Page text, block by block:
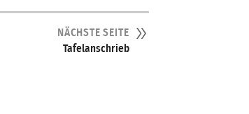
NÄCHSTE SEITE
Tafelanschrieb